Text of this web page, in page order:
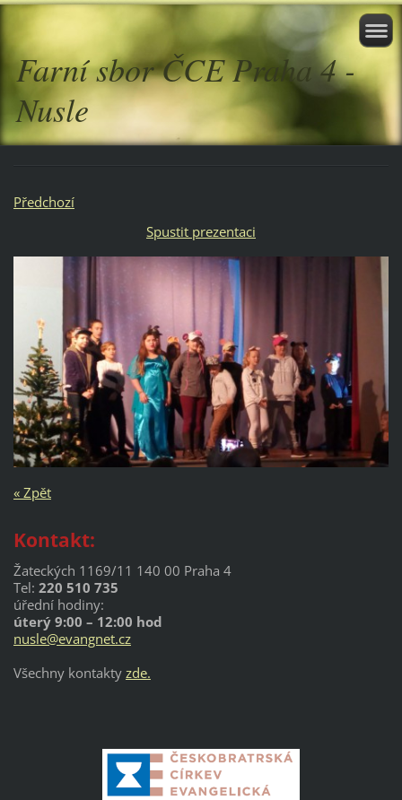
Farní sbor ČCE Praha 4 -
Nusle
Předchozí
Spustit prezentaci
« Zpět
Kontakt:
Žateckých 1169/11 140 00 Praha 4
Tel: 220 510 735
úřední hodiny:
úterý 9:00 – 12:00 hod
nusle@evangnet.cz
Všechny kontakty zde.